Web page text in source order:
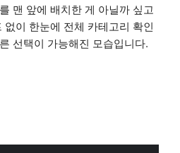
맨 앞에 배치한 게 아닐까 싶고
이 한눈에 전체 카테고리 확인
선택이 가능해진 모습입니다.